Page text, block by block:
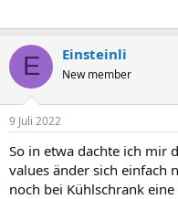
E Einsteinli
New member
9 Juli 2022
So in etwa dachte ich mir
values änder sich einfach
noch bei Kühlschrank